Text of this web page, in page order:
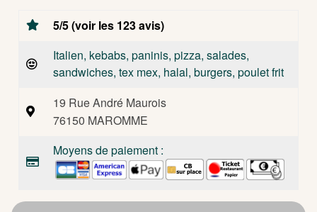
5/5 (voir les 123 avis)
Italien, kebabs, paninis, pizza, salades,
sandwiches, tex mex, halal, burgers, poulet frit
19 Rue André Maurois
76150 MAROMME
Moyens de paiement :